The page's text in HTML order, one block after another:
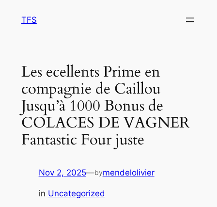
TFS
Les ecellents Prime en
compagnie de Caillou
Jusqu’à 1000 Bonus de
COLACES DE VAGNER
Fantastic Four juste
Nov 2, 2025—bymendelolivier
in Uncategorized